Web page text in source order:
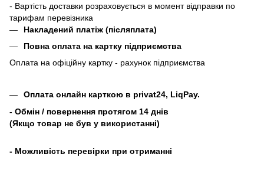
- Вартість доставки розраховується в момент відправки по
тарифам перевізника
Накладений платіж (післяплата)
Повна оплата на картку підприємства
Оплата на офіційну картку - рахунок підприємства
Оплата онлайн карткою в privat24, LiqPay.
- Обмін / повернення протягом 14 днів
(Якщо товар не був у використанні)
- Можливість перевірки при отриманні